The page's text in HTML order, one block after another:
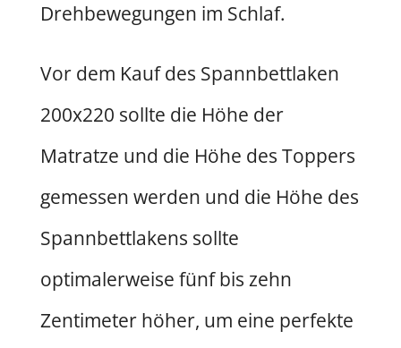
Drehbewegungen im Schlaf.
Vor dem Kauf des Spannbettlaken
200x220 sollte die Höhe der
Matratze und die Höhe des Toppers
gemessen werden und die Höhe des
Spannbettlakens sollte
optimalerweise fünf bis zehn
Zentimeter höher, um eine perfekte